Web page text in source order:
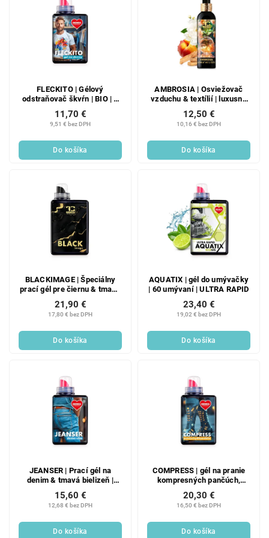
FLECKITO | Gélový
odstraňovač škvŕn | BIO | 7
& dvojité použitie | 500 ml
9,51 € bez DPH
11,70 €
Do košíka
AMBROSIA | Osviežovač
vzduchu & textílií | luxusný
10,16 € bez DPH
12,50 €
Do košíka
BLACKIMAGE | Špeciálny
prací gél pre čiernu & tmavú
bielizeň | ochrana & oživenie
farieb | 40 praní
17,80 € bez DPH
21,90 €
Do košíka
AQUATIX | gél do umývačky
| 60 umývaní | ULTRA RAPID
19,02 € bez DPH
23,40 €
Do košíka
JEANSER | Prací gél na
denim & tmavá bielizeň |
stabilizátor farieb &
bioenzýmy | DENIM VIBE | 20
praní
12,68 € bez DPH
15,60 €
Do košíka
COMPRESS | gél na pranie
kompresných pančúch,
bandáží & ortéz | 20 praní
16,50 € bez DPH
20,30 €
Do košíka